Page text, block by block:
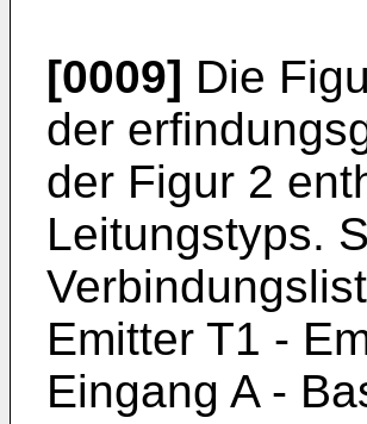
[0009] Die
der
der Figur 2
Leitungstyps.
Emitter T1 -
Eingang A -